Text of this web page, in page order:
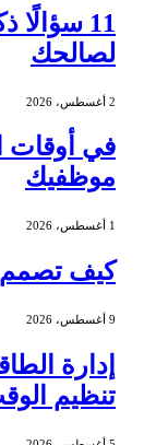
11
لصالحك
2 أغسطس، 2026
في أوقات
موظفيك
1 أغسطس، 2026
كيف تصمم
9 أغسطس، 2026
إدارة
تنظيم